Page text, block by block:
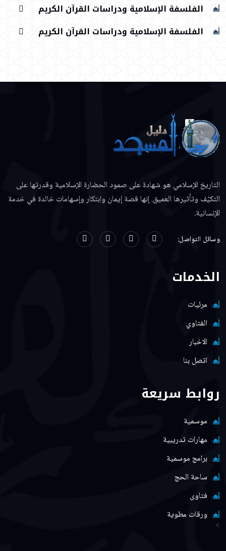
الفلسفة الإسلامية ودراسات القرآن الكريم
الفلسفة الإسلامية ودراسات القرآن الكريم
التاريخ الإسلامي هو شهادة على صمود الحضارة الإسلامية وقدرتها على
التكيّف وتأثيرها العميق. إنها قصة إيمان وابتكار وإسهامات خالدة في خدمة
الإنسانية.
وسائل التواصل:
الخدمات
مرئيات
الفتاوي
الاخبار
اتصل بنا
روابط سريعة
موسمية
مهارات تدريبية
برامج موسمية
ساحة الحج
فتاوى
ورقات مطوية
>